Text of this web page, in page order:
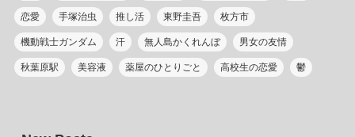
恋愛 手塚治虫 推し活 東野圭吾 枚方市
機動戦士ガンダム 汗 無人島かくれんぼ 男女の友情
秋葉原駅 美容液 薬屋のひとりごと 高校生の恋愛 鬱